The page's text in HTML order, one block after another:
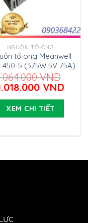
NGUỒN TỔ ONG
tổ ong Meanwell
450-5 (375W 5V 75A)
VND
VND.
VNDGiá
hiện
là:
XEM CHI TIẾT